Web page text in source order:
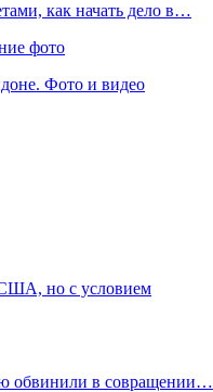
как начать дело в…
фото
Фото и видео
США, но с условием
обвинили в совращении…